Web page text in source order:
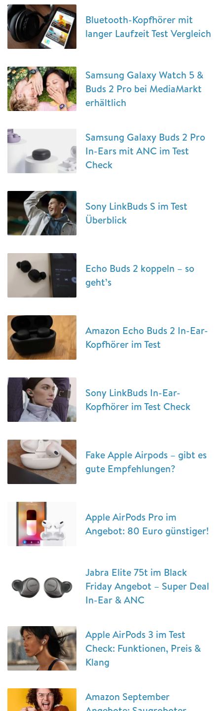
Bluetooth-Kopfhörer mit
langer Laufzeit Test Vergleich
Samsung Galaxy Watch 5 &
Buds 2 Pro bei MediaMarkt
erhältlich
Samsung Galaxy Buds 2 Pro
In-Ears mit ANC im Test
Check
Sony LinkBuds S im Test
Überblick
Echo Buds 2 koppeln – so
geht’s
Amazon Echo Buds 2 In-Ear-
Kopfhörer im Test
Sony LinkBuds In-Ear-
Kopfhörer im Test Check
Fake Apple Airpods – gibt es
gute Empfehlungen?
Apple AirPods Pro im
Angebot: 80 Euro günstiger!
Jabra Elite 75t im Black
Friday Angebot – Super Deal
In-Ear & ANC
Apple AirPods 3 im Test
Check: Funktionen, Preis &
Klang
Amazon September